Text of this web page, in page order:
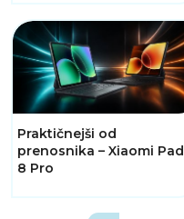
Praktičnejši od
prenosnika – Xiaomi Pad
8 Pro